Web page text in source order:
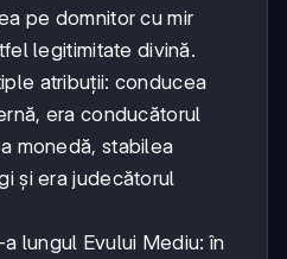
pe domnitor cu mir
legitimitate divină.
atribuții: conducea
era conducătorul
monedă, stabilea
și era judecătorul
lungul Evului Mediu: în